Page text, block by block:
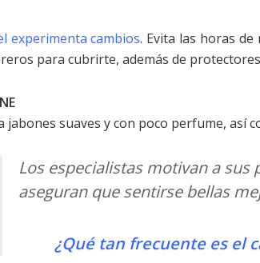
experimenta cambios. Evita las horas
para cubrirte, además de
jabones suaves y con poco perfume, así
Los especialistas motivan a
aseguran que sentirse bellas
¿Qué tan frecuente es el